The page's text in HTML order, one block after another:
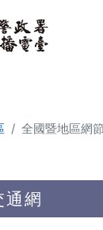
全國暨地區網
通網